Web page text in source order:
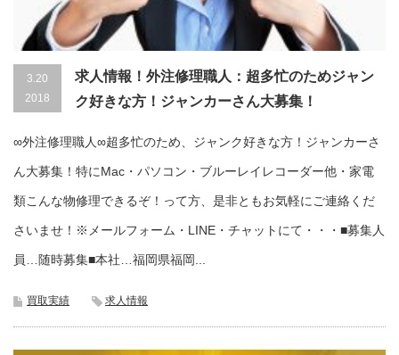
3.20
2018
求人情報！外注修理職人：超多忙のためジャン
ク好きな方！ジャンカーさん大募集！
∞外注修理職人∞超多忙のため、ジャンク好きな方！ジャンカーさ
ん大募集！特にMac・パソコン・ブルーレイレコーダー他・家電
類こんな物修理できるぞ！って方、是非ともお気軽にご連絡くだ
さいませ！※メールフォーム・LINE・チャットにて・・・■募集人
員…随時募集■本社…福岡県福岡...
買取実績 求人情報